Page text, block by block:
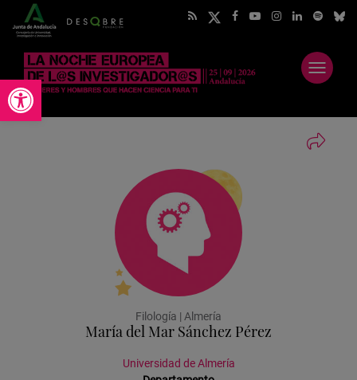
Abrir barra de herramientas
Abrir
menú
Filología | Almería
María del Mar Sánchez Pérez
Universidad de Almería